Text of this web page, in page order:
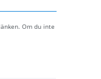
Om du inte